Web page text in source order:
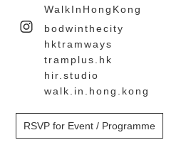
WalkInHongKong
bodwinthecity
hktramways
tramplus.hk
hir.studio
walk.in.hong.kong
RSVP for Event / Programme